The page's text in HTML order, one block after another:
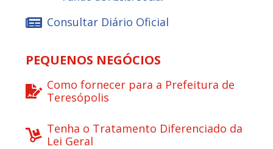
Consultar Diário Oficial
PEQUENOS NEGÓCIOS
Como fornecer para a Prefeitura de
Teresópolis
Tenha o Tratamento Diferenciado da
Lei Geral